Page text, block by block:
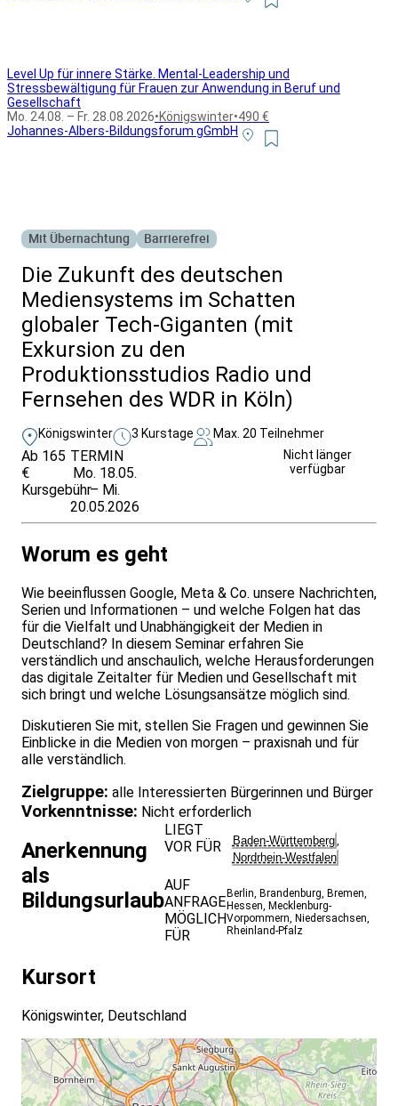
Level Up für innere Stärke. Mental-Leadership und
Stressbewältigung für Frauen zur Anwendung in Beruf und
Gesellschaft
Mo. 24.08. – Fr. 28.08.2026•Königswinter•490 €
Johannes-Albers-Bildungsforum gGmbH
Mit Übernachtung Barrierefrei
Die Zukunft des deutschen
Mediensystems im Schatten
globaler Tech-Giganten (mit
Exkursion zu den
Produktionsstudios Radio und
Fernsehen des WDR in Köln)
Königswinter 3 Kurstage Max. 20 Teilnehmer
Ab 165
€
Kursgebühr
TERMIN
Mo. 18.05.
– Mi.
20.05.2026
Nicht länger
verfügbar
Worum es geht
Wie beeinflussen Google, Meta & Co. unsere Nachrichten,
Serien und Informationen – und welche Folgen hat das
für die Vielfalt und Unabhängigkeit der Medien in
Deutschland? In diesem Seminar erfahren Sie
verständlich und anschaulich, welche Herausforderungen
das digitale Zeitalter für Medien und Gesellschaft mit
sich bringt und welche Lösungsansätze möglich sind.
Diskutieren Sie mit, stellen Sie Fragen und gewinnen Sie
Einblicke in die Medien von morgen – praxisnah und für
alle verständlich.
Zielgruppe: alle Interessierten Bürgerinnen und Bürger
Vorkenntnisse: Nicht erforderlich
Anerkennung
als
Bildungsurlaub
LIEGT
VOR FÜR
Baden-Württemberg
Nordrhein-Westfalen
AUF
ANFRAGE
MÖGLICH
FÜR
Berlin Brandenburg Bremen
Hessen Mecklenburg-
Vorpommern Niedersachsen
Rheinland-Pfalz
Kursort
Königswinter, Deutschland